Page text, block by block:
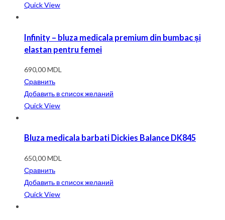
Quick View
Infinity – bluza medicala premium din bumbac și
elastan pentru femei
690,00MDL
Сравнить
Добавить в список желаний
Quick View
Bluza medicala barbati Dickies Balance DK845
650,00MDL
Сравнить
Добавить в список желаний
Quick View